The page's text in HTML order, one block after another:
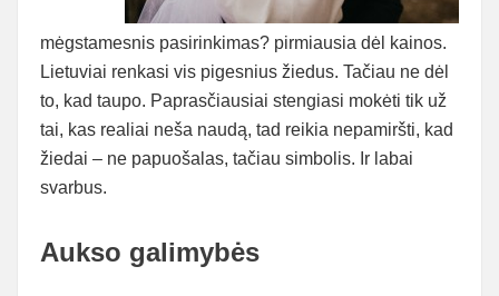
mėgstamesnis pasirinkimas? pirmiausia dėl kainos.
Lietuviai renkasi vis pigesnius žiedus. Tačiau ne dėl
to, kad taupo. Paprasčiausiai stengiasi mokėti tik už
tai, kas realiai neša naudą, tad reikia nepamiršti, kad
žiedai – ne papuošalas, tačiau simbolis. Ir labai
svarbus.
Aukso galimybės